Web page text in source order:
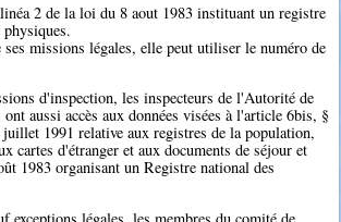
2 de la loi du 8 aout 1983 instituant un registre
ses missions légales, elle peut utiliser le numéro de
d'inspection, les inspecteurs de l'Autorité de
aussi accès aux données visées à l'article 6bis, §
1991 relative aux registres de la population,
cartes d'étranger et aux documents de séjour et
1983 organisant un Registre national des
exceptions légales, les membres du comité de